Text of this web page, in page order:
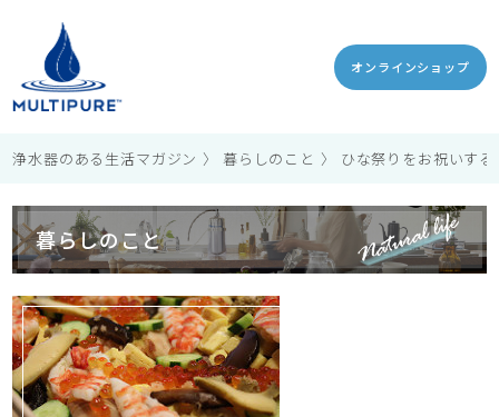
オンラインショップ
浄水器のある生活マガジン 暮らしのこと ひな祭りをお祝いす
暮らしのこと